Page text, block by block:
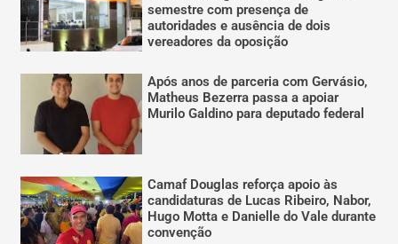
semestre com presença de
autoridades e ausência de dois
vereadores da oposição
Após anos de parceria com Gervásio,
Matheus Bezerra passa a apoiar
Murilo Galdino para deputado federal
Camaf Douglas reforça apoio às
candidaturas de Lucas Ribeiro, Nabor,
Hugo Motta e Danielle do Vale durante
convenção